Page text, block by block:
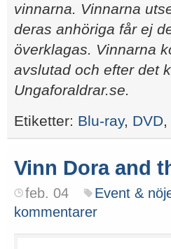
vinnarna. Vinnarna
deras anhöriga får ej
överklagas. Vinnarna
avslutad och efter det
Ungaforaldrar.se.
Etiketter: Blu-ray, DVD,
Vinn Dora and
feb. 04 Event &
kommentarer